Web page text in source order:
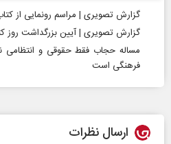
گزارش تصویری | مراسم رونمایی از
گزارش تصویری | آیین بزرگداشت روز
فرهنگی است
ارسال نظرات